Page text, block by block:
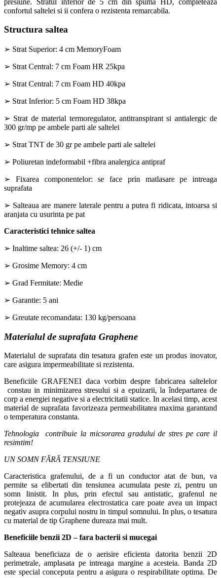
confortul saltelei si ii confera o rezistenta remarcabila.
Structura saltea
➢ Strat Superior: 4 cm MemoryFoam
➢ Strat Central: 7 cm Foam HR 25kpa
➢ Strat Central: 7 cm Foam HD 40kpa
➢ Strat Inferior: 5 cm Foam HD 38kpa
➢ Strat de material termoregulator, antitranspirant si antialergic de
300 gr/mp pe ambele parti ale saltelei
➢ Strat TNT de 30 gr pe ambele parti ale saltelei
➢ Poliuretan indeformabil +fibra analergica antipraf
➢ Fixarea componentelor: se face prin matlasare pe intreaga
suprafata
➢ Salteaua are manere laterale pentru a putea fi ridicata, intoarsa si
aranjata cu usurinta pe pat
Caracteristici tehnice saltea
➢ Inaltime saltea: 26 (+/- 1) cm
➢ Grosime Memory: 4 cm
➢ Grad Fermitate: Medie
➢ Garantie: 5 ani
➢ Greutate recomandata: 130 kg/persoana
Materialul de suprafata Graphene
Materialul de suprafata din tesatura grafen este un produs inovator,
care asigura impermeabilitate si rezistenta.
Beneficiile GRAFENEI daca vorbim despre fabricarea saltelelor
constau in minimizarea stresului si a epuizarii, la îndepartarea de
corp a energiei negative si a electricitatii statice. In acelasi timp, acest
material de suprafata favorizeaza permeabilitatea maxima garantand
o temperatura constanta.
Tehnologia contribuie la micsorarea gradului de stres pe care il
resimtim!
UN SOMN FĂRĂ TENSIUNE
Caracteristica grafenului, de a fi un conductor atat de bun, va
permite sa elibertati din tensiunea acumulata peste zi, pentru un
somn linistit. In plus, prin efectul sau antistatic, grafenul ne
protejeaza de acumularea electrostatica care poate avea un impact
negativ asupra corpului nostru in timpul somnului. In plus, o tesatura
cu material de tip Graphene dureaza mai mult.
Beneficiile benzii 2D – fara bacterii si mucegai
Salteaua beneficiaza de o aerisire eficienta datorita benzii 2D
perimetrale, amplasata pe intreaga margine a acesteia. Banda 2D
este special conceputa pentru a asigura o respirabilitate optima. De